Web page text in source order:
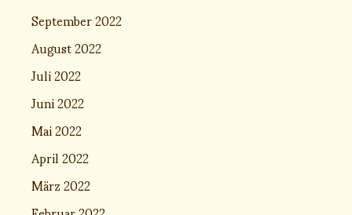
September 2022
August 2022
Juli 2022
Juni 2022
Mai 2022
April 2022
März 2022